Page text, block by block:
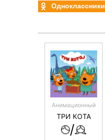
Одноклассники
Анимационный
ТРИ КОТА
/